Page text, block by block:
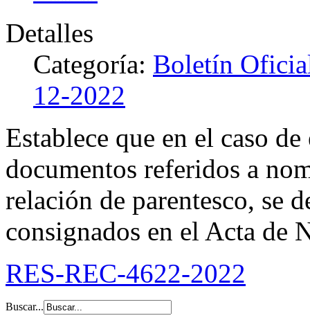
Detalles
Categoría: Boletín
12-2022
Establece que en el caso
documentos referidos a
relación de parentesco, se
consignados en el Acta de
RES-REC-4622-2022
Buscar...